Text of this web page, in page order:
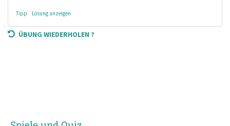
Tipp Lösung anzeigen
ÜBUNG WIEDERHOLEN ?